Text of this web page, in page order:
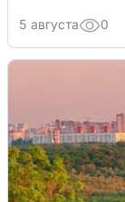
5 августа 0